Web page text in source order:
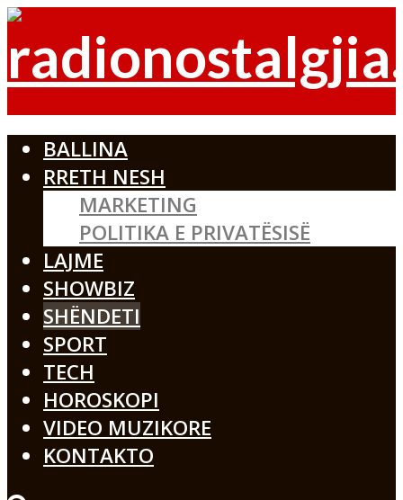
BALLINA
RRETH NESH
MARKETING
POLITIKA E PRIVATËSISË
LAJME
SHOWBIZ
SHËNDETI
SPORT
TECH
HOROSKOPI
VIDEO MUZIKORE
KONTAKTO